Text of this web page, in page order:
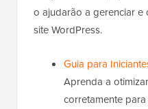
o ajudarão a gerenciar e
site WordPress.
Guia para
Aprenda a
corretamente